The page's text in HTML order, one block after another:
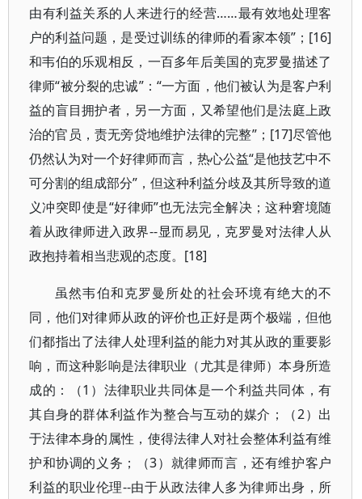
由有利益关系的人来进行的经营……最有效地处理客
户的利益问题，是受过训练的律师的看家本领”；[16]
和韦伯的乐观相反，一百多年后美国的克罗曼描述了
律师“被分裂的忠诚”：“一方面，他们被认为是客户利
益的盲目拥护者，另一方面，又希望他们是法庭上政
治的官员，责无旁贷地维护法律的完整”；[17]尽管他
仍然认为对一个好律师而言，热心公益“是他技艺中不
可分割的组成部分”，但这种利益分歧及其所导致的道
义冲突即使是“好律师”也无法完全解决；这种窘境随
着从政律师进入政界--显而易见，克罗曼对法律人从
政抱持着相当悲观的态度。[18]
虽然韦伯和克罗曼所处的社会环境有绝大的不
同，他们对律师从政的评价也正好是两个极端，但他
们都指出了法律人处理利益的能力对其从政的重要影
响，而这种影响是法律职业（尤其是律师）本身所造
成的：（1）法律职业共同体是一个利益共同体，有
其自身的群体利益作为整合与互动的媒介；（2）出
于法律本身的属性，使得法律人对社会整体利益有维
护和协调的义务；（3）就律师而言，还有维护客户
利益的职业伦理--由于从政法律人多为律师出身，所